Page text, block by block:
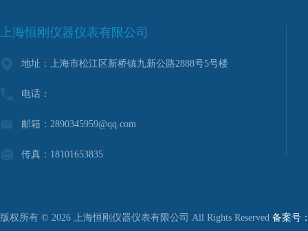
上海恒刚仪器仪表有限公司
地址：上海市松江区新桥镇九新公路2888号5号楼
电话：
邮箱：2890345959@qq.com
传真：18101653835
版权所有 © 2026 上海恒刚仪器仪表有限公司 All Rights Reserved 备案号